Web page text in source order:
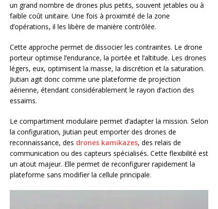
un grand nombre de drones plus petits, souvent jetables ou à
faible coût unitaire. Une fois à proximité de la zone
d’opérations, il les libère de manière contrôlée.
Cette approche permet de dissocier les contraintes. Le drone
porteur optimise l’endurance, la portée et l’altitude. Les drones
légers, eux, optimisent la masse, la discrétion et la saturation.
Jiutian agit donc comme une plateforme de projection
aérienne, étendant considérablement le rayon d’action des
essaims.
Le compartiment modulaire permet d’adapter la mission. Selon
la configuration, Jiutian peut emporter des drones de
reconnaissance, des drones kamikazes, des relais de
communication ou des capteurs spécialisés. Cette flexibilité est
un atout majeur. Elle permet de reconfigurer rapidement la
plateforme sans modifier la cellule principale.